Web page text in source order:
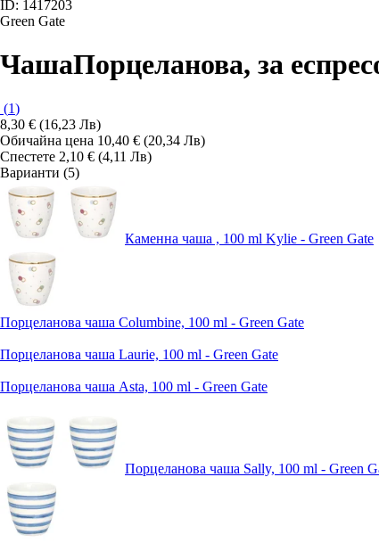
ID: 1417203
Green Gate
ЧашаПорцеланова, за
(1)
8,30 € (16,23 Лв)
Обичайна цена 10,40 € (20,34 Лв)
Спестете 2,10 € (4,11 Лв)
Варианти (5)
Каменна чаша , 100 ml Kylie - Green Gate
Порцеланова чаша Columbine, 100 ml - Green Gate
Порцеланова чаша Laurie, 100 ml - Green Gate
Порцеланова чаша Asta, 100 ml - Green Gate
Порцеланова чаша Sally, 100 ml - Green